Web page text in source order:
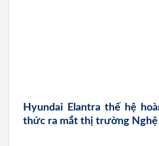
Hyundai Elantra thế hệ
thức ra mắt thị trường Nghệ